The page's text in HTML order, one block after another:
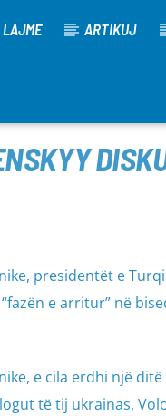
LAJME ARTIKUJ
presidentët e
e arritur” në
e cila erdhi një
të tij ukrainas,